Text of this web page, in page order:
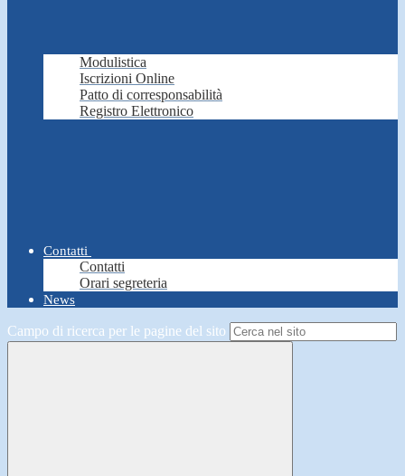
Modulistica
Iscrizioni Online
Patto di corresponsabilità
Registro Elettronico
Contatti
Contatti
Orari segreteria
News
Campo di ricerca per le pagine del sito